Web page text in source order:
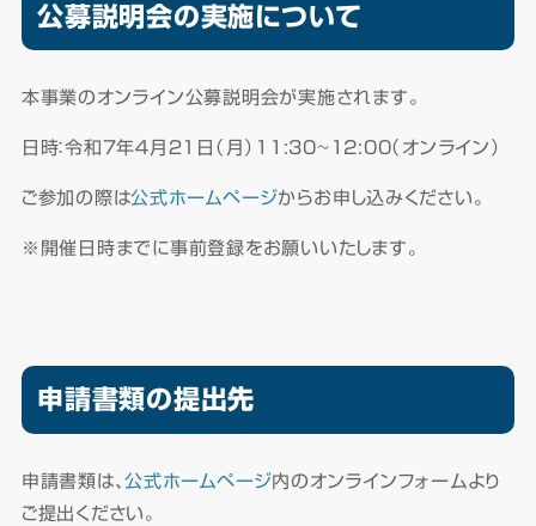
公募説明会の実施について
本事業のオンライン公募説明会が実施されます。
日時：令和７年４月２１日（月）11:30~12:00（オンライン）
ご参加の際は公式ホームページからお申し込みください。
※開催日時までに事前登録をお願いいたします。
申請書類の提出先
申請書類は、公式ホームページ内のオンラインフォームより
ご提出ください。